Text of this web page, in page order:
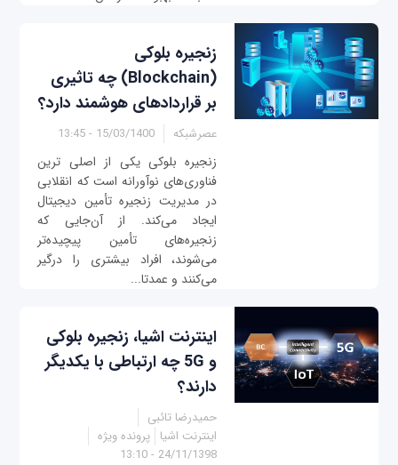
زنجیره بلوکی
(Blockchain) چه تاثیری
بر قراردادهای هوشمند دارد؟
عصرشبکه 15/03/1400 - 13:45
زنجیره بلوکی یکی از اصلی ترین
فناوری‌های نوآورانه است که انقلابی
در مدیریت زنجیره تأمین دیجیتال
ایجاد می‌کند. از آن‌جایی که
زنجیره‌های تأمین پیچیده‌تر
می‌شوند، افراد بیشتری را درگیر
می‌کنند و عمدتا...
اینترنت اشیا، زنجیره بلوکی
و 5G چه ارتباطی با یکدیگر
دارند؟
حمیدرضا تائبی
اینترنت اشیا پرونده ویژه
24/11/1398 - 13:10